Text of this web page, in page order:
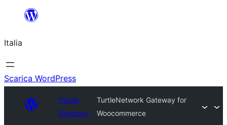
contenuto
Italia
Scarica WordPress
Plugin
Directory
TurtleNetwork Gateway for
Woocommerce